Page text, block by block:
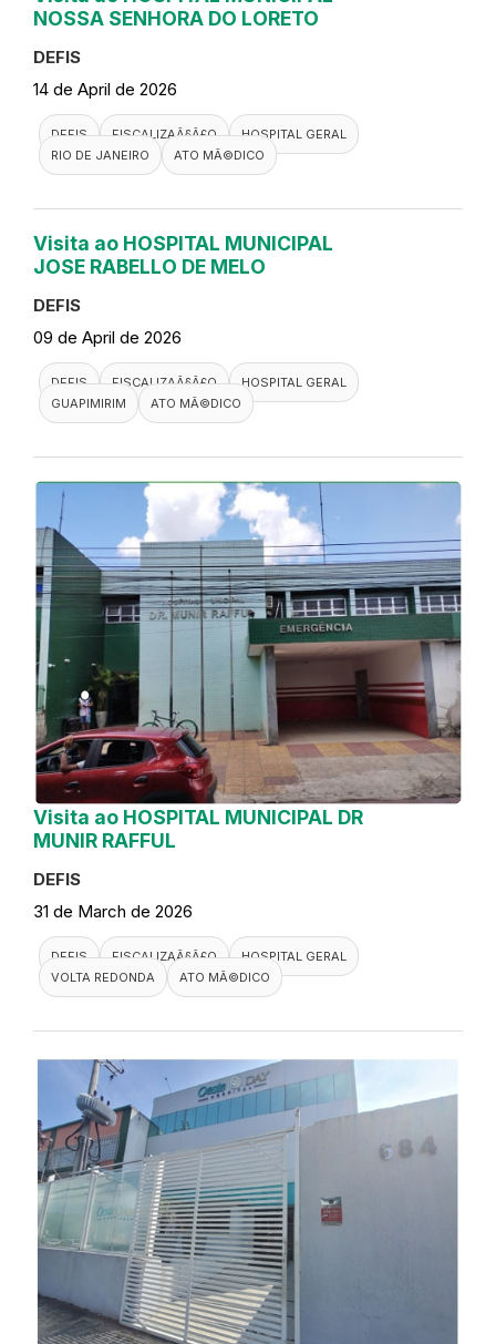
NOSSA SENHORA DO LORETO
DEFIS
14 de April de 2026
DEFIS FISCALIZAÃ§Ã£O
HOSPITAL GERAL
RIO DE JANEIRO
ATO MÃ©DICO
Visita ao HOSPITAL MUNICIPAL
JOSE RABELLO DE MELO
DEFIS
09 de April de 2026
DEFIS FISCALIZAÃ§Ã£O
HOSPITAL GERAL
GUAPIMIRIM
ATO MÃ©DICO
Visita ao HOSPITAL MUNICIPAL DR
MUNIR RAFFUL
DEFIS
31 de March de 2026
DEFIS FISCALIZAÃ§Ã£O
HOSPITAL GERAL
VOLTA REDONDA
ATO MÃ©DICO